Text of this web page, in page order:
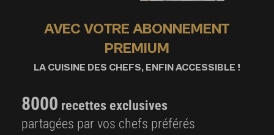
AVEC VOTRE ABONNEMENT
PREMIUM
LA CUISINE DES CHEFS, ENFIN ACCESSIBLE !
8000 recettes exclusives
partagées par vos chefs préférés